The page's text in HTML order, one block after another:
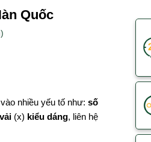
Quốc
nhiều yếu tố như:số
(x) kiểu dáng, liên hệ